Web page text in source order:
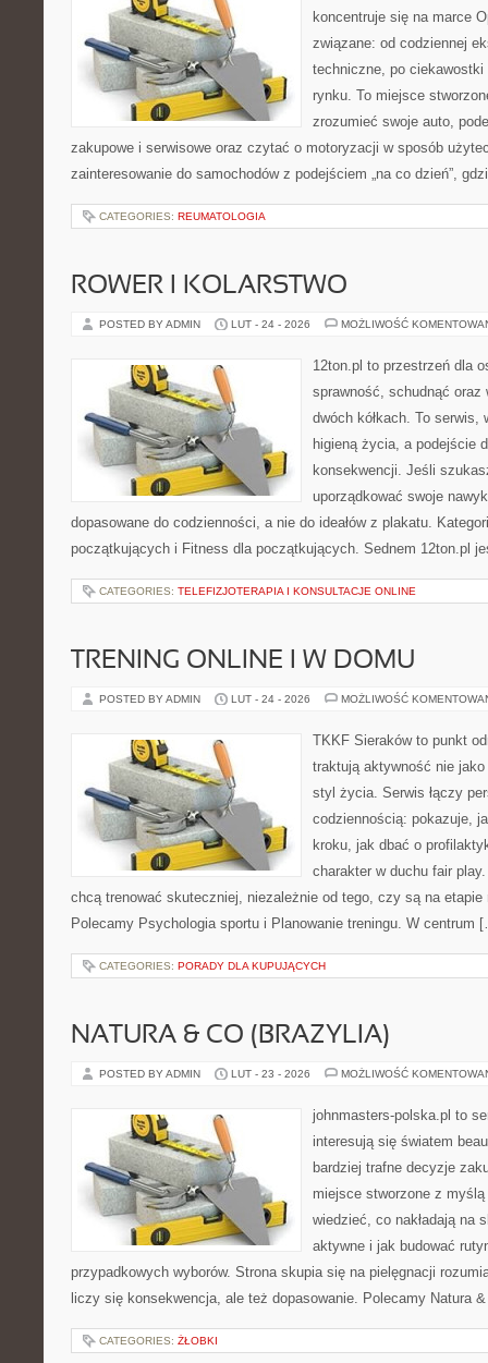
koncentruje się na marce
związane: od codziennej
techniczne, po
rynku. To miejsce
zrozumieć swoje auto,
zakupowe i serwisowe oraz czytać o motoryzacji w sposób
zainteresowanie do samochodów z podejściem „na co dzień”,
CATEGORIES: REUMATOLOGIA
ROWER I KOLARSTWO
POSTED BY ADMIN LUT - 24 - 2026 MOŻLIWOŚĆ
12ton.pl to przestrzeń dla
sprawność, schudnąć oraz
dwóch kółkach. To
higieną życia, a podejście
konsekwencji. Jeśli
uporządkować swoje
dopasowane do codzienności, a nie do ideałów z plakatu.
początkujących i Fitness dla początkujących. Sednem 12ton.pl
CATEGORIES: TELEFIZJOTERAPIA I KONSULTACJE ONLINE
TRENING ONLINE I W DOMU
POSTED BY ADMIN LUT - 24 - 2026 MOŻLIWOŚĆ
TKKF Sieraków to punkt
traktują aktywność nie
styl życia. Serwis łączy
codziennością: pokazuje,
kroku, jak dbać o
charakter w duchu fair
chcą trenować skuteczniej, niezależnie od tego, czy są na etapie
Polecamy Psychologia sportu i Planowanie treningu. W centrum
CATEGORIES: PORADY DLA KUPUJĄCYCH
NATURA & CO (BRAZYLIA)
POSTED BY ADMIN LUT - 23 - 2026 MOŻLIWOŚĆ
johnmasters-polska.pl to
interesują się światem
bardziej trafne decyzje
miejsce stworzone z
wiedzieć, co nakładają na
aktywne i jak budować
przypadkowych wyborów. Strona skupia się na pielęgnacji
liczy się konsekwencja, ale też dopasowanie. Polecamy Natura
CATEGORIES: ŻŁOBKI